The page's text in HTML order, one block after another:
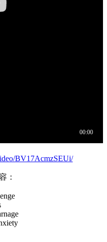
BV17AcmzSEUi/
：